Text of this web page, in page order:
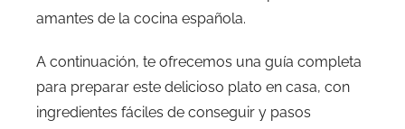
amantes de la cocina española.
A continuación, te ofrecemos una guía completa
para preparar este delicioso plato en casa, con
ingredientes fáciles de conseguir y pasos